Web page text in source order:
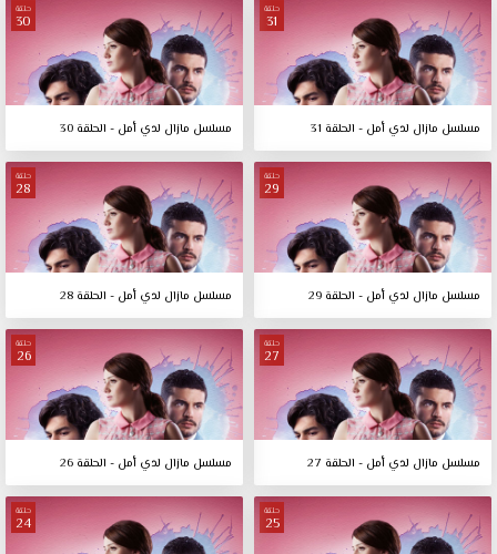
حلقة
31
مسلسل مازال لدي أمل - الحلقة 31
حلقة
30
مسلسل مازال لدي أمل - الحلقة 30
حلقة
29
مسلسل مازال لدي أمل - الحلقة 29
حلقة
28
مسلسل مازال لدي أمل - الحلقة 28
حلقة
27
مسلسل مازال لدي أمل - الحلقة 27
حلقة
26
مسلسل مازال لدي أمل - الحلقة 26
حلقة
25
حلقة
24